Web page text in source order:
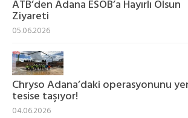
ATB’den Adana ESOB’a Hayırlı Olsun
Ziyareti
05.06.2026
Chryso Adana’daki operasyonunu
tesise taşıyor!
04.06.2026